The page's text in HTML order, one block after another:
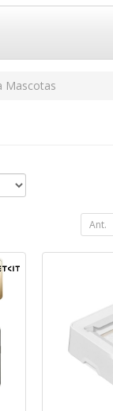
Mascotas
Ant.